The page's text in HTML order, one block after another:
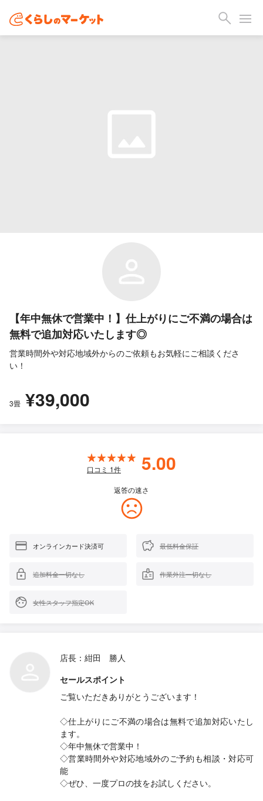
【年中無休で営業中！】仕上がりにご不満の場合は
無料で追加対応いたします◎
営業時間外や対応地域外からのご依頼もお気軽にご相談くださ
い！
3畳 ¥39,000
口コミ 1件 5.00
返答の速さ
オンラインカード決済可 最低料金保証
追加料金一切なし 作業外注一切なし
女性スタッフ指定OK
店長：紺田 勝人
セールスポイント
ご覧いただきありがとうございます！
◇仕上がりにご不満の場合は無料で追加対応いたし
ます。
◇年中無休で営業中！
◇営業時間外や対応地域外のご予約も相談・対応可
能
◇ぜひ、一度プロの技をお試しください。